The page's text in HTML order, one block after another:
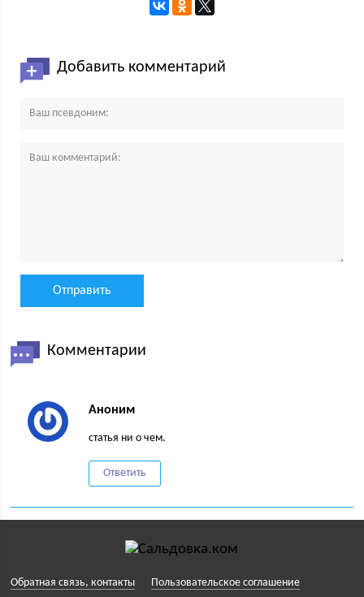
Добавить комментарий
Комментарии
Аноним
статья ни о чем.
Ответить
Обратная связь, контакты Пользовательское соглашение